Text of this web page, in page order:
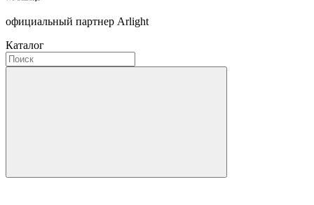
официальный партнер Arlight
Каталог